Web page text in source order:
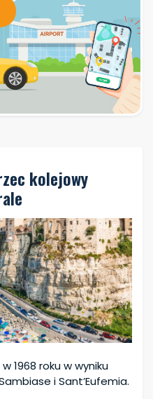
kolejowy
1968 roku w wyniku
i Sant’Eufemia.